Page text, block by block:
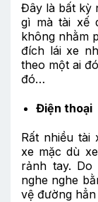
Đây là bất kỳ
gì mà tài xế
không nhằm
đích lái xe
theo một ai
đó…
Điện thoại
Rất nhiều tài
xe mặc dù
rảnh tay.
nghe nghe
vệ đường